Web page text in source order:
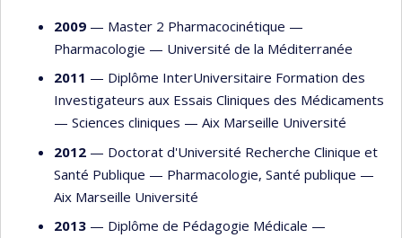
2009 — Master 2 Pharmacocinétique —
Pharmacologie — Université de la Méditerranée
2011 — Diplôme InterUniversitaire Formation des
Investigateurs aux Essais Cliniques des Médicaments
— Sciences cliniques — Aix Marseille Université
2012 — Doctorat d'Université Recherche Clinique et
Santé Publique — Pharmacologie, Santé publique —
Aix Marseille Université
2013 — Diplôme de Pédagogie Médicale —